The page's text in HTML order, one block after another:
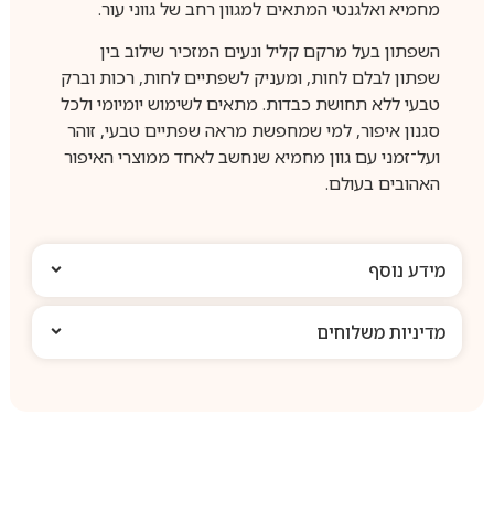
מחמיא ואלגנטי המתאים למגוון רחב של גווני עור.
השפתון בעל מרקם קליל ונעים המזכיר שילוב בין
שפתון לבלם לחות, ומעניק לשפתיים לחות, רכות וברק
טבעי ללא תחושת כבדות. מתאים לשימוש יומיומי ולכל
סגנון איפור, למי שמחפשת מראה שפתיים טבעי, זוהר
ועל־זמני עם גוון מחמיא שנחשב לאחד ממוצרי האיפור
האהובים בעולם.
מידע נוסף
מדיניות משלוחים